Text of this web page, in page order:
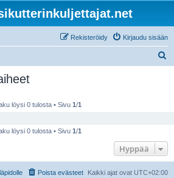
Kirjaudu sisään
Rekisteröidy
löysi 0 tulosta • Sivu 1/1
löysi 0 tulosta • Sivu 1/1
Hyppää
Kaikki ajat ovat UTC+02:00
Poista evästeet